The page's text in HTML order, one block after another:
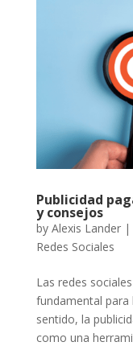
Publicidad
y consejos
by Alexis Lander|
Redes Sociales
Las redes
fundamental para
sentido, la
como una